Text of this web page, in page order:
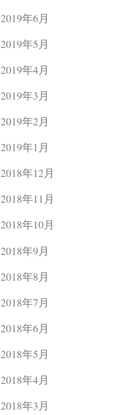
2019年6月
2019年5月
2019年4月
2019年3月
2019年2月
2019年1月
2018年12月
2018年11月
2018年10月
2018年9月
2018年8月
2018年7月
2018年6月
2018年5月
2018年4月
2018年3月